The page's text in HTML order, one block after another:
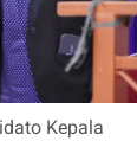
Kepala